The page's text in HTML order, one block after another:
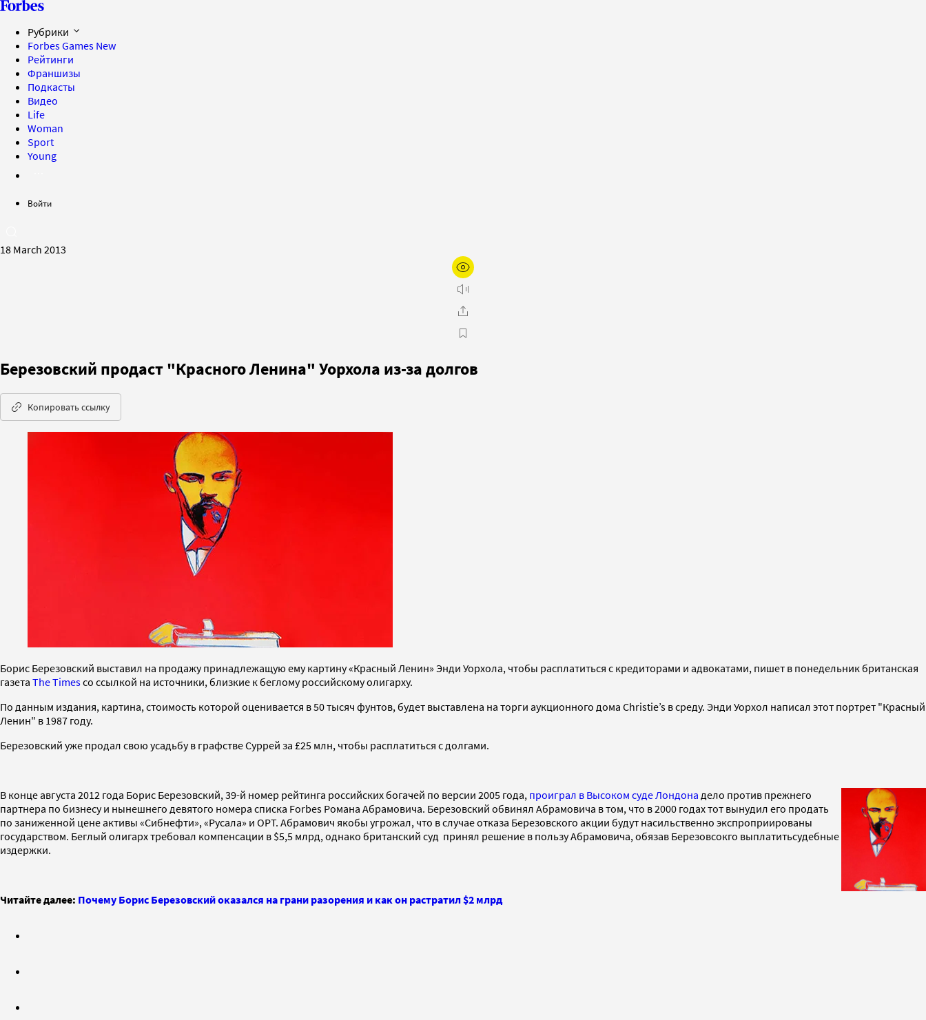
Рубрики
Forbes Games New
Рейтинги
Франшизы
Подкасты
Видео
Life
Woman
Sport
Young
Войти
18 March 2013
Березовский продаст "Красного Ленина" Уорхола из-за долгов
Копировать ссылку
Борис Березовский выставил на продажу принадлежащую ему картину «Красный Ленин» Энди Уорхола, чтобы расплатиться с кредиторами и адвокатами, пишет в понедельник британская
газета The Timesсо ссылкой на источники, близкие к беглому российскому олигарху.
По данным издания, картина, стоимость которой оценивается в 50 тысяч фунтов, будет выставлена на торги аукционного дома Christie’s в среду. Энди Уорхол написал этот портрет "Красный
Ленин" в 1987 году.
Березовский уже продал свою усадьбу в графстве Суррей за £25 млн, чтобы расплатиться с долгами.
В конце августа 2012 года Борис Березовский, 39-й номер рейтинга российских богачей по версии 2005 года, проиграл в Высоком суде Лондона дело против прежнего
партнера по бизнесу и нынешнего девятого номера списка Forbes Романа Абрамовича. Березовский обвинял Абрамовича в том, что в 2000 годах тот вынудил его продать
по заниженной цене активы «Сибнефти», «Русала» и ОРТ. Абрамович якобы угрожал, что в случае отказа Березовского акции будут насильственно экспроприированы
государством. Беглый олигарх требовал компенсации в $5,5 млрд, однако британский суд принял решение в пользу Абрамовича, обязав Березовсокго выплатитьсудебные
издержки.
Читайте далее: Почему Борис Березовский оказался на грани разорения и как он растратил $2 млрд